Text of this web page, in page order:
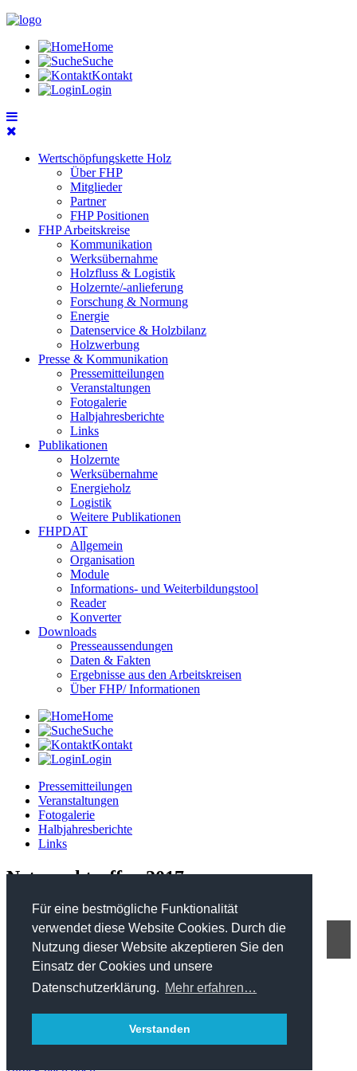
Für eine bestmögliche Funktionalität
verwendet diese Website Cookies. Durch die
Nutzung dieser Website akzeptieren Sie den
Einsatz der Cookies und unsere
Datenschutzerklärung. Mehr erfahren…
Verstanden
Home
Suche
Kontakt
Login
Wertschöpfungskette Holz
Über FHP
Mitglieder
Partner
FHP Positionen
FHP Arbeitskreise
Kommunikation
Werksübernahme
Holzfluss & Logistik
Holzernte/-anlieferung
Forschung & Normung
Energie
Datenservice & Holzbilanz
Holzwerbung
Presse & Kommunikation
Pressemitteilungen
Veranstaltungen
Fotogalerie
Halbjahresberichte
Links
Publikationen
Holzernte
Werksübernahme
Energieholz
Logistik
Weitere Publikationen
FHPDAT
Allgemein
Organisation
Module
Informations- und Weiterbildungstool
Reader
Konverter
Downloads
Presseaussendungen
Daten & Fakten
Ergebnisse aus den Arbeitskreisen
Über FHP/ Informationen
Home
Suche
Kontakt
Login
Pressemitteilungen
Veranstaltungen
Fotogalerie
Halbjahresberichte
Links
Netzwerktreffen 2017
FHP - Kooperationsplattform Forst Holz Papier
Marxergasse 2/ 4. Stock - 1030 Wien
T: +43 1 402 01 12 900
Impressum / Datenschutz
Sitemap